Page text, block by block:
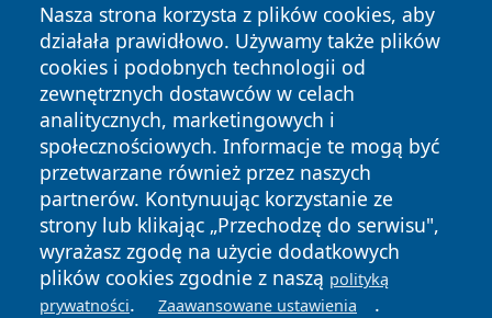
Nasza strona korzysta z plików cookies, aby
działała prawidłowo. Używamy także plików
cookies i podobnych technologii od
zewnętrznych dostawców w celach
analitycznych, marketingowych i
społecznościowych. Informacje te mogą być
przetwarzane również przez naszych
partnerów. Kontynuując korzystanie ze
strony lub klikając „Przechodzę do serwisu",
wyrażasz zgodę na użycie dodatkowych
plików cookies zgodnie z naszą polityką
prywatności. Zaawansowane ustawienia .
Copyright © 2026 elblagonline.pl Wszystkie prawa
zastrzeżone.
News Autorzy
Polityka
Prywatności
Polityka
Cookies